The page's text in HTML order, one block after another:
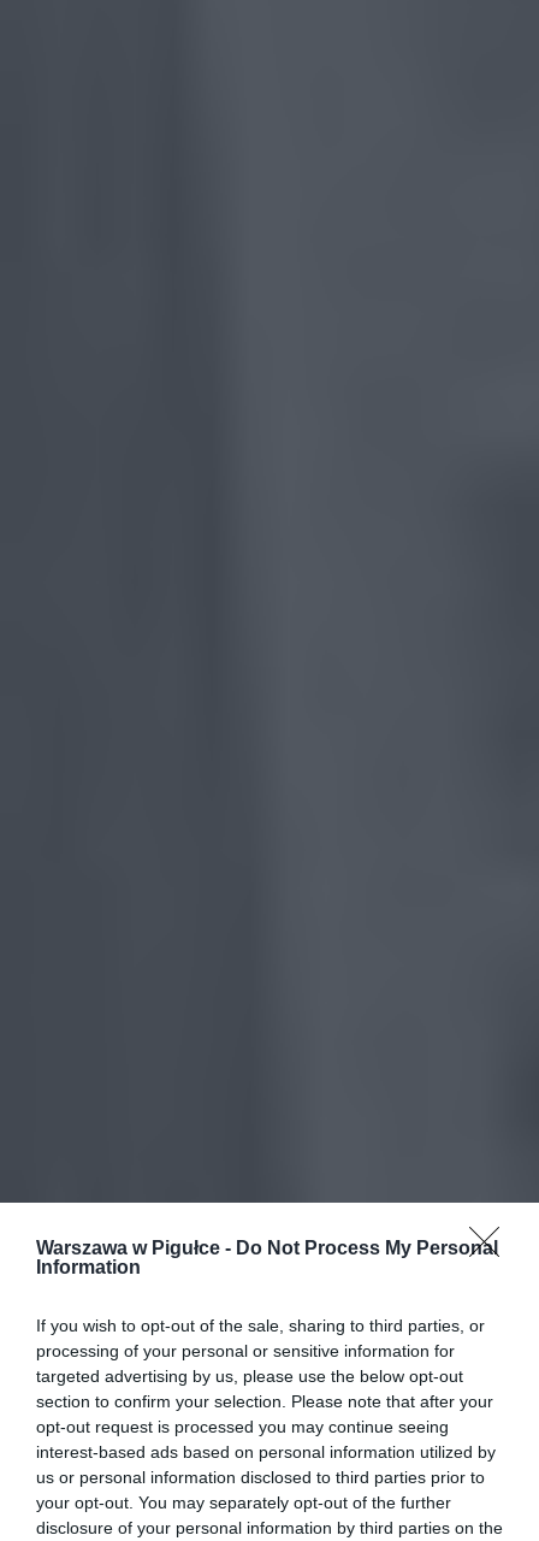
Warszawa w Pigułce - Do Not Process My Personal
Information
If you wish to opt-out of the sale, sharing to third parties, or
processing of your personal or sensitive information for
targeted advertising by us, please use the below opt-out
section to confirm your selection. Please note that after your
opt-out request is processed you may continue seeing
interest-based ads based on personal information utilized by
us or personal information disclosed to third parties prior to
your opt-out. You may separately opt-out of the further
disclosure of your personal information by third parties on the